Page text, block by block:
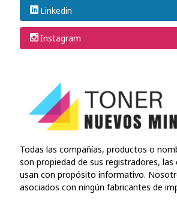
Linkedin
Instagram
Todas las compañías, productos o
son propiedad de sus registradores, las
usan con propósito informativo.
asociados con ningún fabricantes de